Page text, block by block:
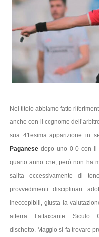
Nel titolo abbiamo fatto
anche con il cognome
sua 41esima apparizione in
Paganese dopo uno 0-0 con il
quarto anno che, però non ha
salita eccessivamente di
provvedimenti disciplinari
ineccepibili, giusta la
atterra l’attaccante
dischetto. Maggio si fa trovare